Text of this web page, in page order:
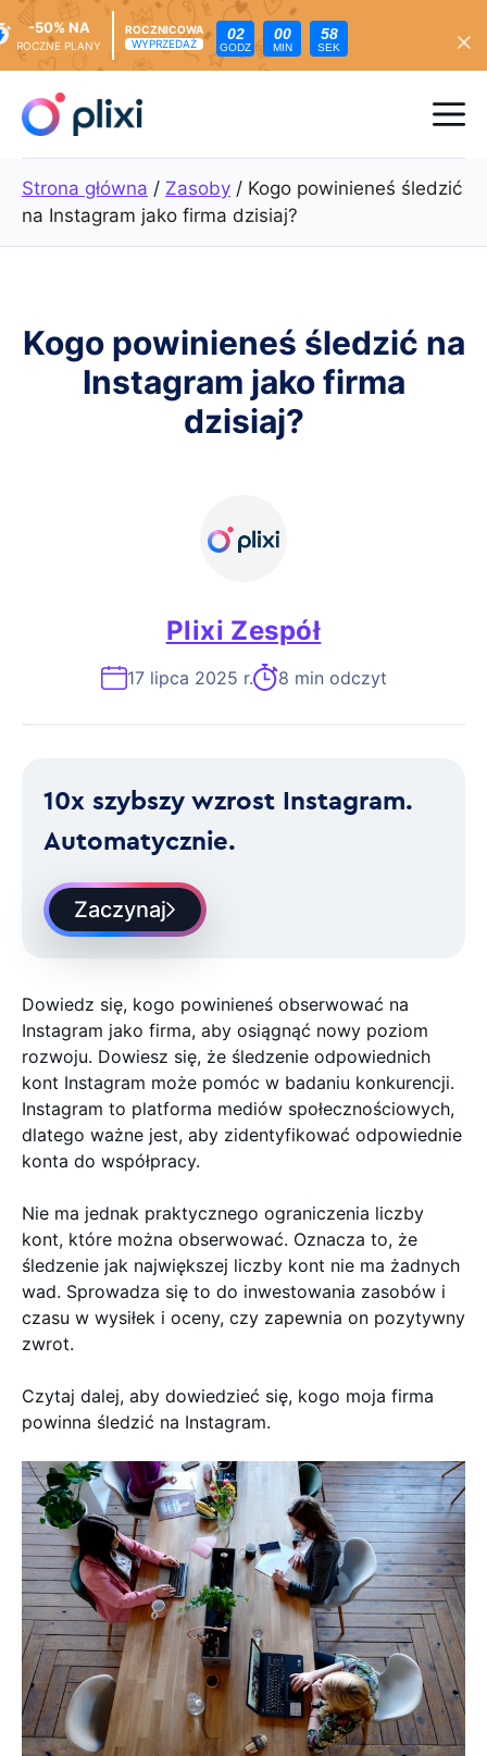
treści
-50% NA
ROCZNE PLANY
ROCZNICOWA
WYPRZEDAŻ
02
GODZ
00
MIN
56
SEK
Strona główna / Zasoby / Kogo powinieneś śledzić
na Instagram jako firma dzisiaj?
Kogo powinieneś śledzić na
Instagram jako firma
dzisiaj?
Plixi Zespół
17 lipca 2025 r. 8 min odczyt
10x szybszy wzrost Instagram.
Automatycznie.
Zaczynaj
Dowiedz się, kogo powinieneś obserwować na
Instagram jako firma, aby osiągnąć nowy poziom
rozwoju. Dowiesz się, że śledzenie odpowiednich
kont Instagram może pomóc w badaniu konkurencji.
Instagram to platforma mediów społecznościowych,
dlatego ważne jest, aby zidentyfikować odpowiednie
konta do współpracy.
Nie ma jednak praktycznego ograniczenia liczby
kont, które można obserwować. Oznacza to, że
śledzenie jak największej liczby kont nie ma żadnych
wad. Sprowadza się to do inwestowania zasobów i
czasu w wysiłek i oceny, czy zapewnia on pozytywny
zwrot.
Czytaj dalej, aby dowiedzieć się, kogo moja firma
powinna śledzić na Instagram.